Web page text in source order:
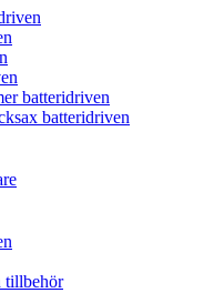
batteridriven
batteridriven
tillbehör